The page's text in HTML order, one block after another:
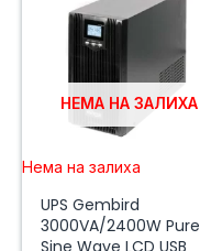
НЕМА НА ЗАЛИХА
Нема на залиха
UPS Gembird
3000VA/2400W Pure
Sine Wave LCD USB